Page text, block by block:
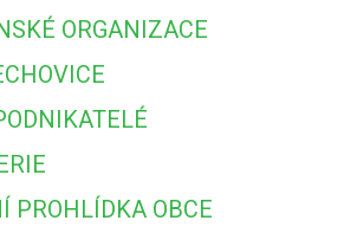
ORGANIZACE
PROHLÍDKA OBCE